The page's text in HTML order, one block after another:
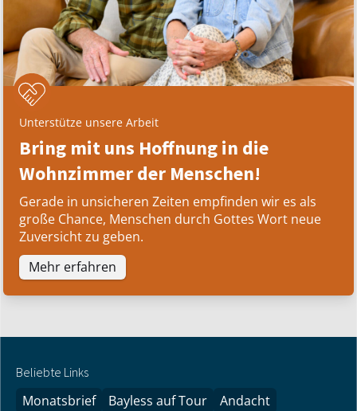
Unterstütze unsere Arbeit
Bring mit uns Hoffnung in die
Wohnzimmer der Menschen!
Gerade in unsicheren Zeiten empfinden wir es als
große Chance, Menschen durch Gottes Wort neue
Zuversicht zu geben.
Mehr erfahren
Beliebte Links
Monatsbrief Bayless auf Tour
Andacht